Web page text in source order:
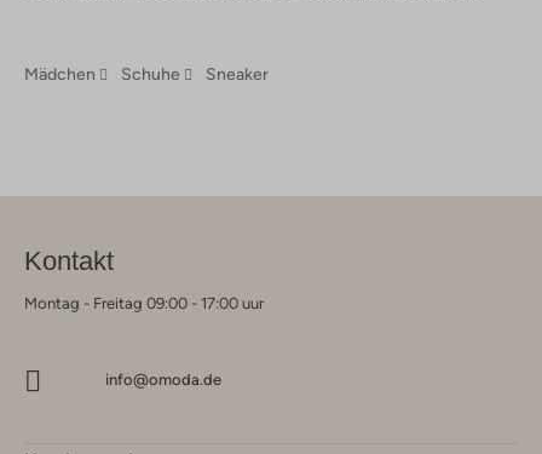
Mädchen Schuhe Sneaker
Kontakt
Montag - Freitag 09:00 - 17:00 uur
info@omoda.de